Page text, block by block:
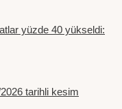
yüzde 40 yükseldi:
tarihli kesim